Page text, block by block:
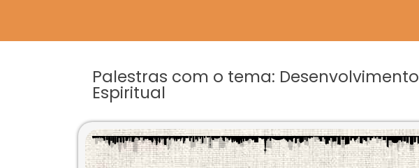
Palestras com o tema: Desenvolvimento
Espiritual